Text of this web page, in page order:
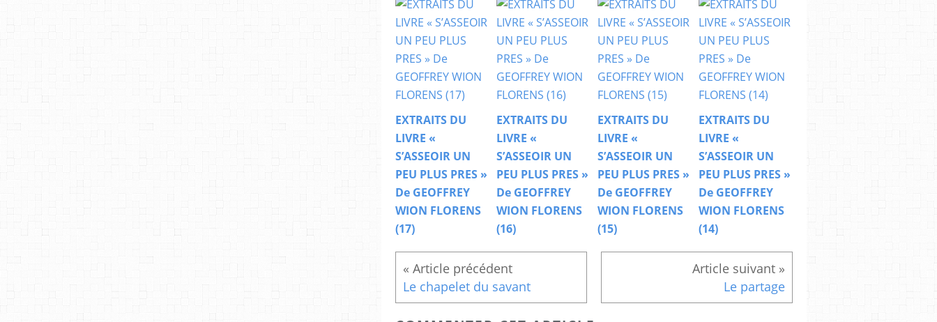
EXTRAITS DU
LIVRE «
S’ASSEOIR UN
PEU PLUS PRES »
De GEOFFREY
WION FLORENS
(17)
EXTRAITS DU
LIVRE «
S’ASSEOIR UN
PEU PLUS PRES »
De GEOFFREY
WION FLORENS
(16)
EXTRAITS DU
LIVRE «
S’ASSEOIR UN
PEU PLUS PRES »
De GEOFFREY
WION FLORENS
(15)
EXTRAITS DU
LIVRE «
S’ASSEOIR UN
PEU PLUS PRES »
De GEOFFREY
WION FLORENS
(14)
Le chapelet du savant Le partage